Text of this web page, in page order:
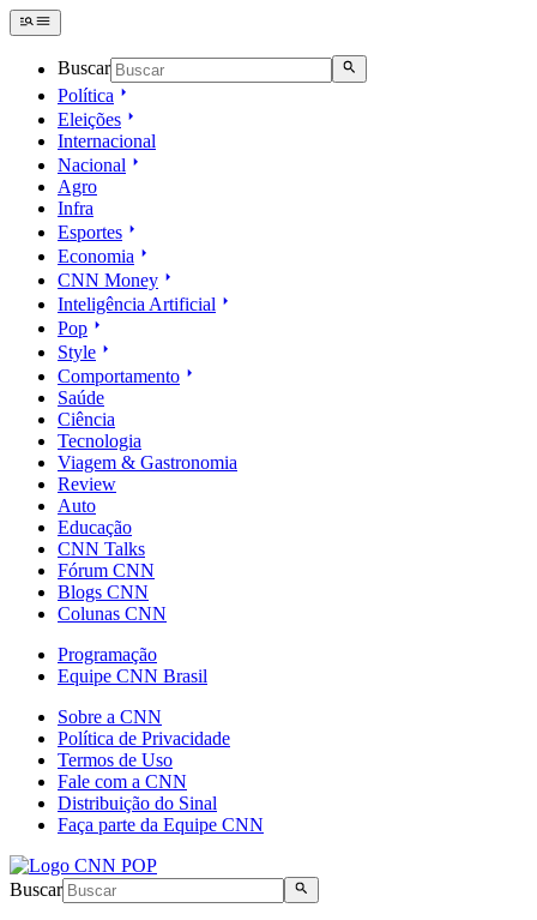
Buscar
Política
Eleições
Internacional
Nacional
Agro
Infra
Esportes
Economia
CNN Money
Inteligência Artificial
Pop
Style
Comportamento
Saúde
Ciência
Tecnologia
Viagem & Gastronomia
Review
Auto
Educação
CNN Talks
Fórum CNN
Blogs CNN
Colunas CNN
Programação
Equipe CNN Brasil
Sobre a CNN
Política de Privacidade
Termos de Uso
Fale com a CNN
Distribuição do Sinal
Faça parte da Equipe CNN
Buscar